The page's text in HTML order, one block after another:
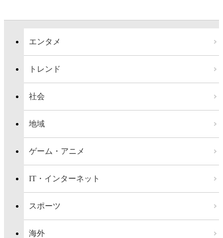
エンタメ
トレンド
社会
地域
ゲーム・アニメ
IT・インターネット
スポーツ
海外